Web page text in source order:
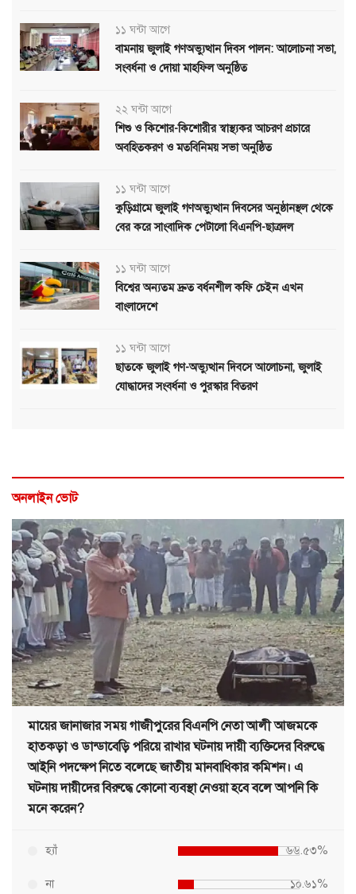
১১ ঘন্টা আগে
বামনায় জুলাই গণঅভ্যুত্থান দিবস পালন: আলোচনা সভা,
সংবর্ধনা ও দোয়া মাহফিল অনুষ্ঠিত
২২ ঘন্টা আগে
শিশু ও কিশোর-কিশোরীর স্বাস্থ্যকর আচরণ প্রচারে
অবহিতকরণ ও মতবিনিময় সভা অনুষ্ঠিত
১১ ঘন্টা আগে
কুড়িগ্রামে জুলাই গণঅভ্যুত্থান দিবসের অনুষ্ঠানস্থল থেকে
বের করে সাংবাদিক পেটালো বিএনপি-ছাত্রদল
১১ ঘন্টা আগে
বিশ্বের অন্যতম দ্রুত বর্ধনশীল কফি চেইন এখন
বাংলাদেশে
১১ ঘন্টা আগে
ছাতকে জুলাই গণ-অভ্যুত্থান দিবসে আলোচনা, জুলাই
যোদ্ধাদের সংবর্ধনা ও পুরস্কার বিতরণ
অনলাইন ভোট
মায়ের জানাজার সময় গাজীপুরের বিএনপি নেতা আলী আজমকে
হাতকড়া ও ডান্ডাবেড়ি পরিয়ে রাখার ঘটনায় দায়ী ব্যক্তিদের বিরুদ্ধে
আইনি পদক্ষেপ নিতে বলেছে জাতীয় মানবাধিকার কমিশন। এ
ঘটনায় দায়ীদের বিরুদ্ধে কোনো ব্যবস্থা নেওয়া হবে বলে আপনি কি
মনে করেন?
হ্যাঁ ৬৬.৫৩%
না ১০.৬১%